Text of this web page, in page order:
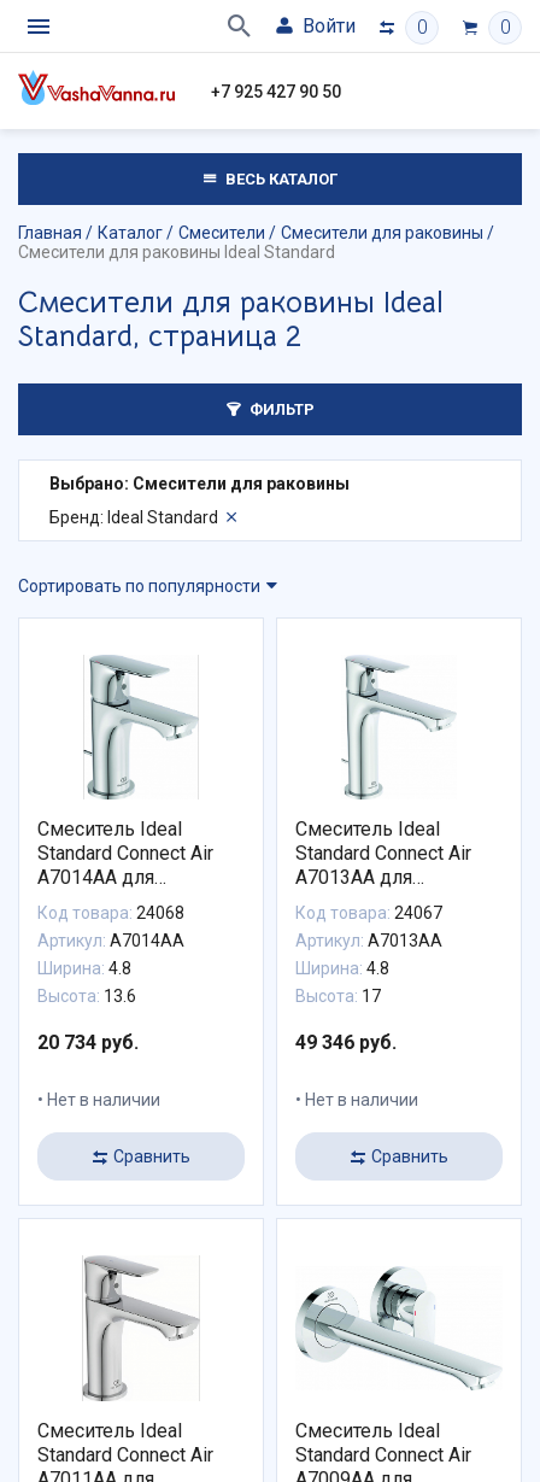
Войти 0 0
+7 925 427 90 50
ВЕСЬ КАТАЛОГ
Главная Каталог Смесители
Смесители для раковины
Смесители для раковины Ideal Standard
Смесители для раковины Ideal
Standard, страница 2
ФИЛЬТР
Выбрано: Смесители для раковины
Бренд: Ideal Standard
Сортировать по популярности
Смеситель Ideal
Standard Connect Air
A7014AA для
раковины с донным
клапаном
Код товара: 24068
Артикул: A7014AA
Ширина: 4.8
Высота: 13.6
20 734 руб.
Нет в наличии
Сравнить
Смеситель Ideal
Standard Connect Air
A7013AA для
раковины с донным
клапаном
Код товара: 24067
Артикул: A7013AA
Ширина: 4.8
Высота: 17
49 346 руб.
Нет в наличии
Сравнить
Смеситель Ideal
Standard Connect Air
Смеситель Ideal
Standard Connect Air